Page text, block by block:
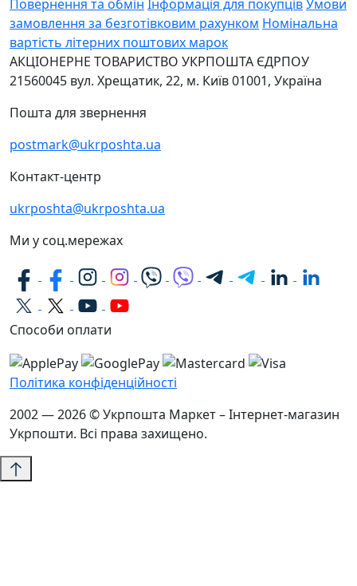
Повернення та обмін Інформація для покупцівУмови
замовлення за безготівковим рахунком Номінальна
вартість літерних поштових марок
АКЦІОНЕРНЕ ТОВАРИСТВО УКРПОШТА ЄДРПОУ
21560045 вул. Хрещатик, 22, м. Київ01001, Україна
Пошта для звернення
postmark@ukrposhta.ua
Контакт-центр
ukrposhta@ukrposhta.ua
Ми у соц.мережах
Способи оплати
Політика конфіденційності
2002 — 2026 © Укрпошта Маркет – Інтернет-магазин
Укрпошти. Всі права захищено.